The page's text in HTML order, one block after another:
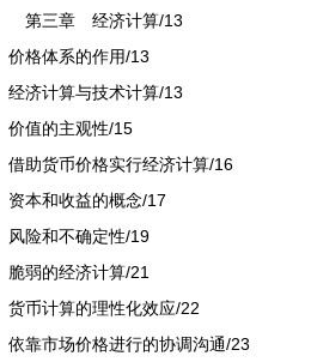
第三章 经济计算/13
价格体系的作用/13
经济计算与技术计算/13
价值的主观性/15
借助货币价格实行经济计算/16
资本和收益的概念/17
风险和不确定性/19
脆弱的经济计算/21
货币计算的理性化效应/22
依靠市场价格进行的协调沟通/23